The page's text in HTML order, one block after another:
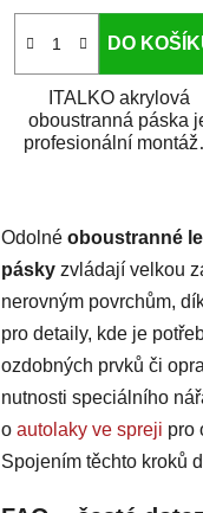
DO
ITALKO akrylová
oboustranná páska
profesionální
Odolné oboustranné
pásky zvládají velkou
nerovným povrchům,
pro detaily, kde je
ozdobných prvků či
nutnosti speciálního
o autolaky ve spreji pro
Spojením těchto kroků